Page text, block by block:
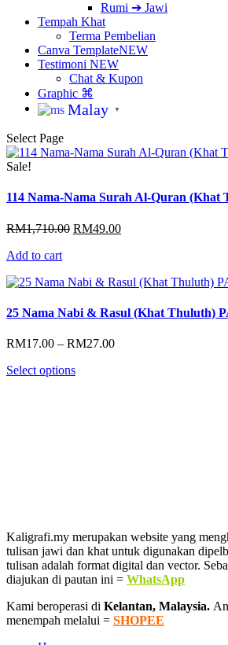
Rumi ➔ Jawi
Tempah Khat
Terma Pembelian
Canva TemplateNEW
Testimoni NEW
Chat & Kupon
Graphic ⌘
Malay ▼
Select Page
Sale!
114 Nama-Nama Surah Al-Quran (Khat
RM1,710.00 Original
RM49.00Current
Add to cart
25 Nama Nabi & Rasul (Khat Thuluth)
RM17.00 – RM27.00Price
Select options
Kaligrafi.my merupakan website yang
tulisan jawi dan khat untuk digunakan
tulisan adalah format digital dan vector.
diajukan di pautan ini = WhatsApp
Kami beroperasi di Kelantan, Malaysia.
menempah melalui = SHOPEE